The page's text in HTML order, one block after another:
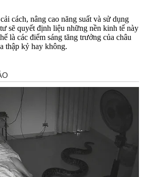
cách, nâng cao năng suất và sử dụng
sẽ quyết định liệu những nền kinh tế này
là các điểm sáng tăng trưởng của châu
thập kỷ hay không.